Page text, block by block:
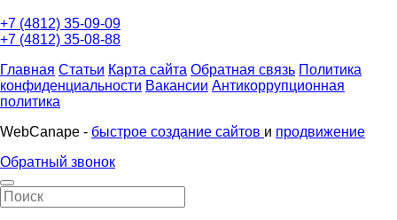
+7 (4812) 35-09-09
+7 (4812) 35-08-88
Главная Статьи Карта сайта Обратная связь Политика
конфиденциальности Вакансии Антикоррупционная
политика
WebCanape - быстрое создание сайтов и продвижение
Обратный звонок